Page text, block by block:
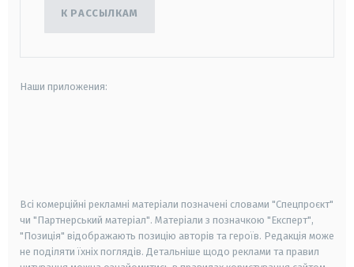
К РАССЫЛКАМ
Наши приложения:
Всі комерційні рекламні матеріали позначені словами "Спецпроєкт"
чи "Партнерський матеріал". Матеріали з позначкою "Експерт",
"Позиція" відображають позицію авторів та героїв. Редакція може
не поділяти їхніх поглядів. Детальніше щодо реклами та правил